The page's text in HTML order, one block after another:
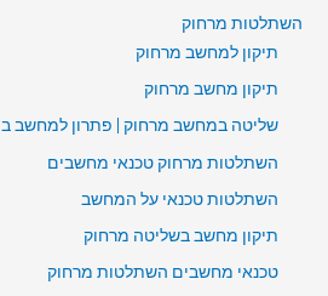
השתלטות מרחוק
תיקון למחשב מרחוק
תיקון מחשב מרחוק
שליטה במחשב מרחוק | פתרון למחשב ב 99 ₪
השתלטות מרחוק טכנאי מחשבים
השתלטות טכנאי על המחשב
תיקון מחשב בשליטה מרחוק
טכנאי מחשבים השתלטות מרחוק